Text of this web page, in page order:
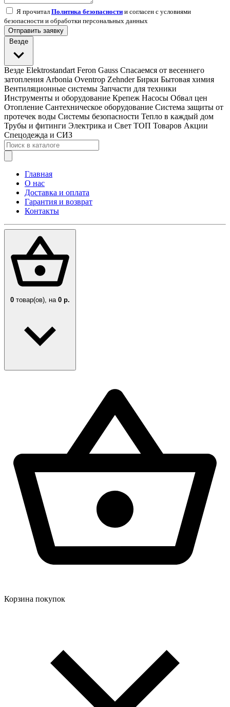
Я прочитал Политика безопасности и согласен с условиями
безопасности и обработки персональных данных
Отправить заявку
Везде
Везде Elektrostandart Feron Gauss Спасаемся от весеннего
затопления Arbonia Oventrop Zehnder Бирки Бытовая химия
Вентиляционные системы Запчасти для техники
Инструменты и оборудование Крепеж Насосы Обвал цен
Отопление Сантехническое оборудование Система защиты от
протечек воды Системы безопасности Тепло в каждый дом
Трубы и фитинги Электрика и Свет ТОП Товаров Акции
Спецодежда и СИЗ
Главная
О нас
Доставка и оплата
Гарантия и возврат
Контакты
0 товар(ов), на 0 р.
Корзина покупок